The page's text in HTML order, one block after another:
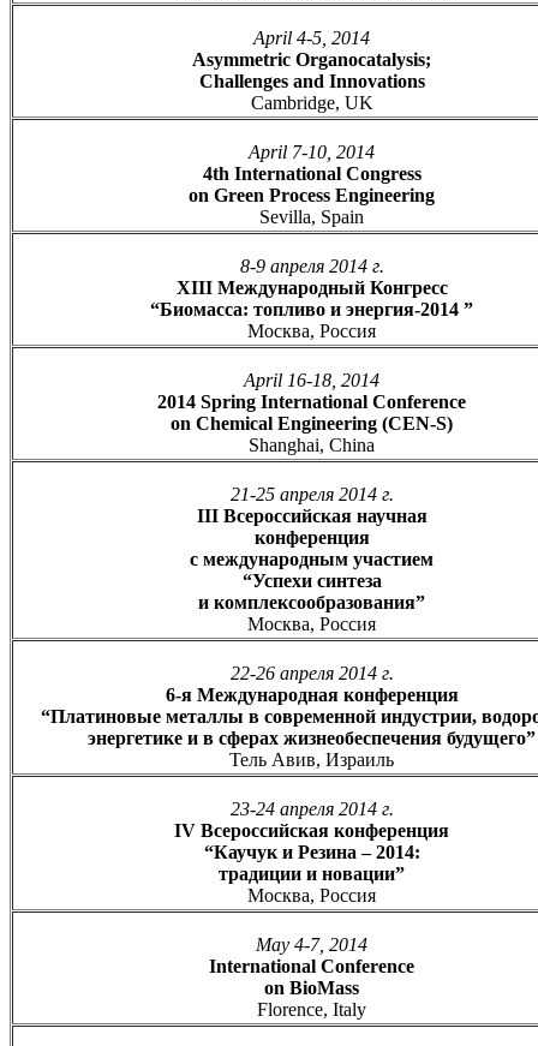
April 4-5, 2014
Asymmetric Organocatalysis;
Challenges and Innovations
Cambridge, UK
April 7-10, 2014
4th International Congress
on Green Process Engineering
Sevilla, Spain
8-9 апреля 2014 г.
XIII Международный Конгресс
“Биомасса: топливо и энергия-2014 ”
Москва, Россия
April 16-18, 2014
2014 Spring International Conference
on Chemical Engineering (CEN-S)
Shanghai, China
21-25 апреля 2014 г.
III Всероссийская научная
конференция
с международным участием
“Успехи синтеза
и комплексообразования”
Москва, Россия
22-26 апреля 2014 г.
6-я Международная конференция
“Платиновые металлы в современной индустрии,
энергетике и в сферах жизнеобеспечения будущего”
Тель Авив, Израиль
23-24 апреля 2014 г.
IV Всероссийская конференция
“Каучук и Резина – 2014:
традиции и новации”
Москва, Россия
May 4-7, 2014
International Conference
on BioMass
Florence, Italy